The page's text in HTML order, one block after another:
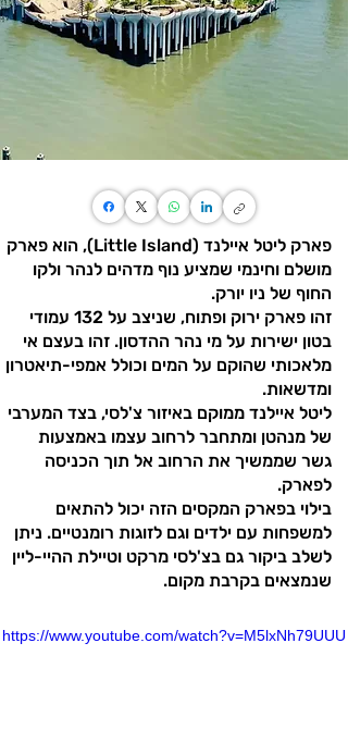
פארק ליטל איילנד (Little Island), הוא פארק
מושלם וחינמי שמציע נוף מדהים לנהר ולקו
החוף של ניו יורק.
זהו פארק ירוק ופתוח, שניצב על 132 עמודי
בטון ישירות על מי נהר ההדסון. זהו בעצם אי
מלאכותי שהוקם על המים וכולל אמפי-תיאטרון
ומדשאות.
ליטל איילנד ממוקם באיזור צ'לסי, בצד המערבי
של מנהטן ומתחבר לרחוב עצמו באמצעות
גשר שממשיך את הרחוב אל תוך הכניסה
לפארק.
בילוי בפארק המקסים הזה יכול להתאים
למשפחות עם ילדים וגם לזוגות רומנטיים. ניתן
לשלב ביקור גם בצ'לסי מרקט וטיילת ההיי-ליין
שנמצאים בקרבת מקום.
https://www.youtube.com/watch?v=M5lxNh79UUU